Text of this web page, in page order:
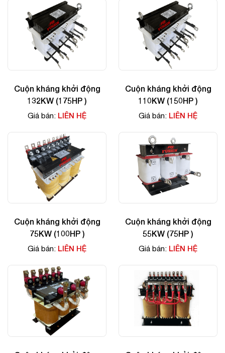
Cuộn kháng khởi động
132KW (175HP )
Giá bán: LIÊN HỆ
Cuộn kháng khởi động
110KW (150HP )
Giá bán: LIÊN HỆ
Cuộn kháng khởi động
75KW (100HP )
Giá bán: LIÊN HỆ
Cuộn kháng khởi động
55KW (75HP )
Giá bán: LIÊN HỆ